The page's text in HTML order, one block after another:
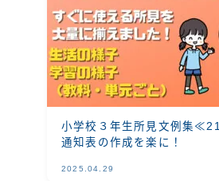
小学校３年生所見文例集
通知表の作成を楽に！
2025.04.29